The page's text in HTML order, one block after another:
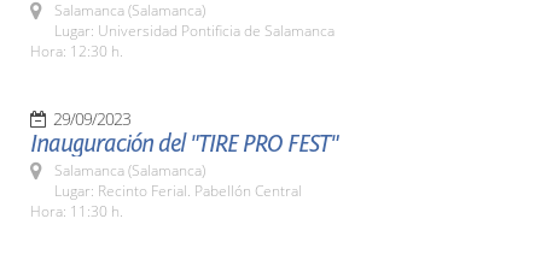
Salamanca (Salamanca)
Lugar: Universidad Pontificia de Salamanca
Hora: 12:30 h.
29/09/2023
Inauguración del "TIRE PRO FEST"
Salamanca (Salamanca)
Lugar: Recinto Ferial. Pabellón Central
Hora: 11:30 h.